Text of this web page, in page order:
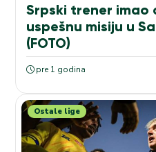
Srpski trener imao
uspešnu misiju u
(FOTO)
pre 1 godina
Ostale lige